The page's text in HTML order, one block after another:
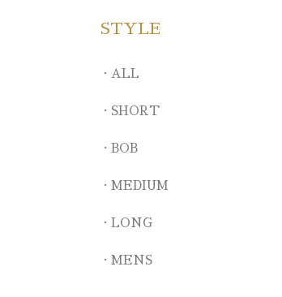
STYLE
ALL
SHORT
BOB
MEDIUM
LONG
MENS